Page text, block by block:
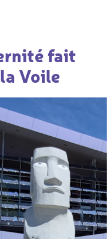
fait
Voile